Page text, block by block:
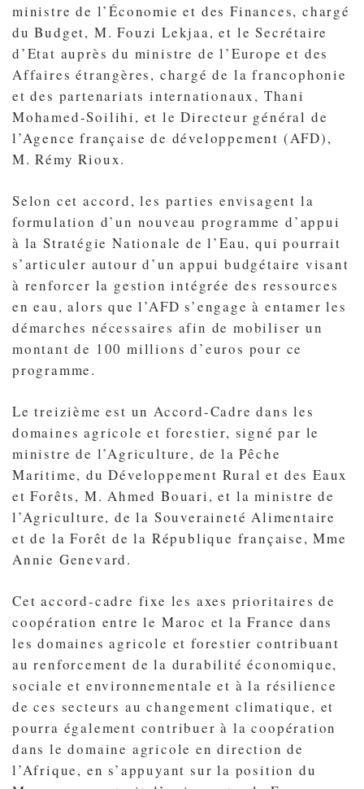
ministre de l’Économie et des Finances, chargé
du Budget, M. Fouzi Lekjaa, et le Secrétaire
d’Etat auprès du ministre de l’Europe et des
Affaires étrangères, chargé de la francophonie
et des partenariats internationaux, Thani
Mohamed-Soilihi, et le Directeur général de
l’Agence française de développement (AFD),
M. Rémy Rioux.
Selon cet accord, les parties envisagent la
formulation d’un nouveau programme d’appui
à la Stratégie Nationale de l’Eau, qui pourrait
s’articuler autour d’un appui budgétaire visant
à renforcer la gestion intégrée des ressources
en eau, alors que l’AFD s’engage à entamer les
démarches nécessaires afin de mobiliser un
montant de 100 millions d’euros pour ce
programme.
Le treizième est un Accord-Cadre dans les
domaines agricole et forestier, signé par le
ministre de l’Agriculture, de la Pêche
Maritime, du Développement Rural et des Eaux
et Forêts, M. Ahmed Bouari, et la ministre de
l’Agriculture, de la Souveraineté Alimentaire
et de la Forêt de la République française, Mme
Annie Genevard.
Cet accord-cadre fixe les axes prioritaires de
coopération entre le Maroc et la France dans
les domaines agricole et forestier contribuant
au renforcement de la durabilité économique,
sociale et environnementale et à la résilience
de ces secteurs au changement climatique, et
pourra également contribuer à la coopération
dans le domaine agricole en direction de
l’Afrique, en s’appuyant sur la position du